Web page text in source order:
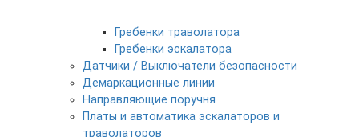
Гребенки траволатора
Гребенки эскалатора
Датчики / Выключатели безопасности
Демаркационные линии
Направляющие поручня
Платы и автоматика эскалаторов и
траволаторов